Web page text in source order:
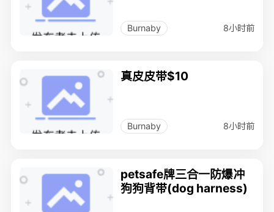
Burnaby 8小时前
真皮皮带$10
Burnaby 8小时前
petsafe牌三合一防爆冲
狗狗背带(dog harness)